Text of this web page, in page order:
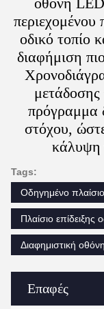
Επαφές
οδικό τοπίο
διαφήμιση
πρόγραμμα
στόχου,
κάλυψη
Tags:
Οδηγημένο
Πλαίσιο επίδειξης
Διαφημιστική